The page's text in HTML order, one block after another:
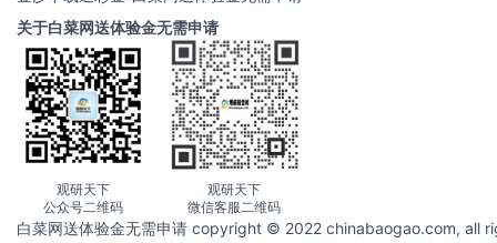
关于白菜网送体验金无需申请
观研天下
公众号二维码
观研天下
微信客服二维码
白菜网送体验金无需申请 copyright © 2022 chinabaogao.com, all